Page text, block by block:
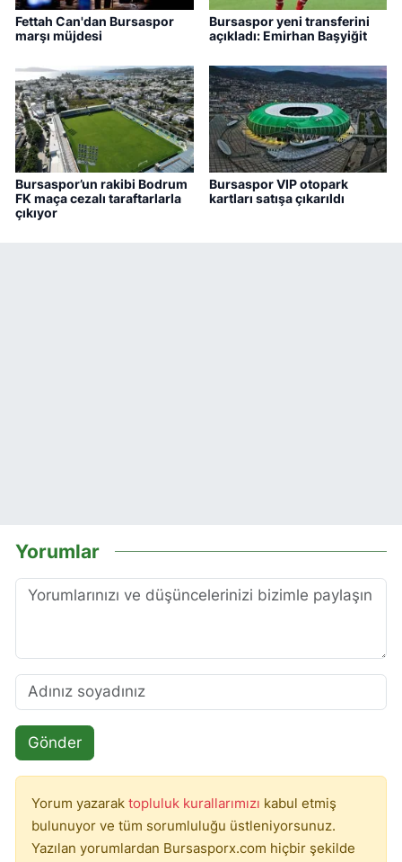
Fettah Can'dan Bursaspor
marşı müjdesi
Bursaspor yeni transferini
açıkladı: Emirhan Başyiğit
Bursaspor’un rakibi Bodrum
FK maça cezalı taraftarlarla
çıkıyor
Bursaspor VIP otopark
kartları satışa çıkarıldı
Yorumlar
Gönder
Yorum yazarak topluluk kurallarımızı kabul etmiş
bulunuyor ve tüm sorumluluğu üstleniyorsunuz.
Yazılan yorumlardan Bursasporx.com hiçbir şekilde